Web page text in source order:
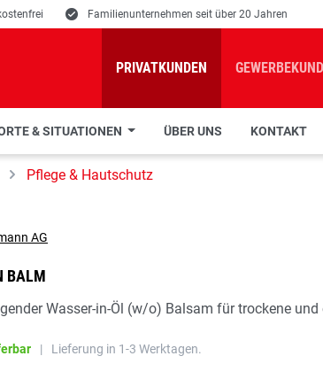
E Familienunternehmen seit über 20 Jahren
PRIVATKUNDEN
& SITUATIONEN ÜBER UNS KONTAKT
Pflege & Hautschutz
BALM
Wasser-in-Öl (w/o) Balsam für trockene
| Lieferung in 1-3 Werktagen.